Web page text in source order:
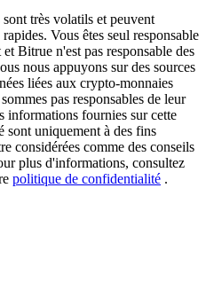
pool
très volatils et peuvent
Vous êtes seul responsable
Bitrue n'est pas responsable des
nous appuyons sur des sources
liées aux crypto-monnaies
pas responsables de leur
informations fournies sur cette
sont uniquement à des fins
considérées comme des conseils
plus d'informations, consultez
politique de confidentialité .